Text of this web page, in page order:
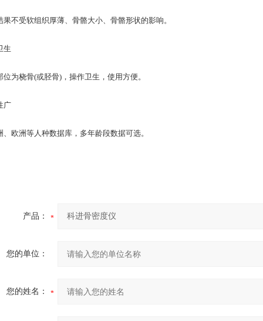
果不受软组织厚薄、骨骼大小、骨骼形状的影响。
生
位为桡骨(或胫骨)，操作卫生，使用方便。
广
、欧洲等人种数据库，多年龄段数据可选。
产品：
您的单位：
您的姓名：